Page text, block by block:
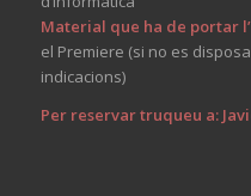
Material que ha de portar
el Premiere (si no es
indicacions)
Per reservar truqueu a: